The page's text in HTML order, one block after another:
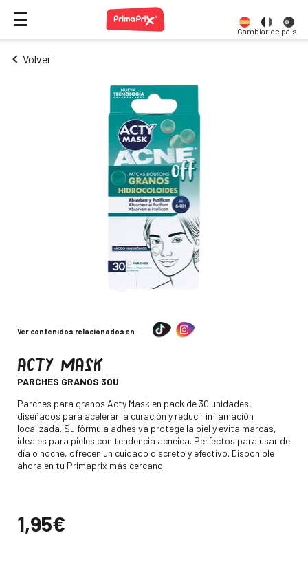
Cambiar de país
Volver
Ver contenidos relacionados en
ACTY MASK-
PARCHES GRANOS 30U
Descripción
Parches para granos Acty Mask en pack de 30 unidades,
diseñados para acelerar la curación y reducir inflamación
localizada. Su fórmula adhesiva protege la piel y evita marcas,
ideales para pieles con tendencia acneica. Perfectos para usar de
día o noche, ofrecen un cuidado discreto y efectivo. Disponible
ahora en tu Primaprix más cercano.
Precio
1,95€